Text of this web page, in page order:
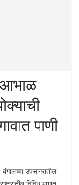
आभाळ
पाणी
उपसागरातील
विविध भागात